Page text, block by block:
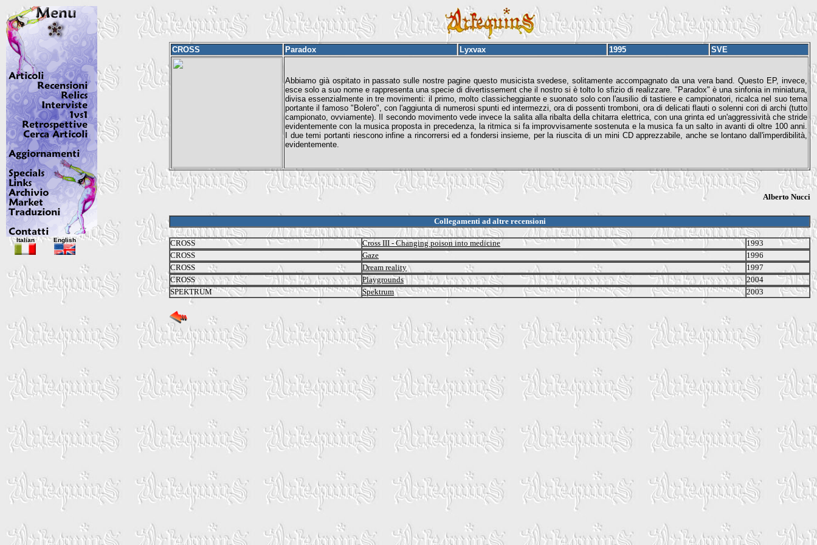
CROSS Paradox Lyxvax 1995 SVE
Abbiamo già ospitato in passato sulle nostre pagine questo musicista svedese, solitamente accompagnato da una vera band. Questo EP, invece,
esce solo a suo nome e rappresenta una specie di divertissement che il nostro si è tolto lo sfizio di realizzare. "Paradox" è una sinfonia in miniatura,
divisa essenzialmente in tre movimenti: il primo, molto classicheggiante e suonato solo con l'ausilio di tastiere e campionatori, ricalca nel suo tema
portante il famoso "Bolero", con l'aggiunta di numerosi spunti ed intermezzi, ora di possenti tromboni, ora di delicati flauti o solenni cori di archi (tutto
campionato, ovviamente). Il secondo movimento vede invece la salita alla ribalta della chitarra elettrica, con una grinta ed un'aggressività che stride
evidentemente con la musica proposta in precedenza, la ritmica si fa improvvisamente sostenuta e la musica fa un salto in avanti di oltre 100 anni.
I due temi portanti riescono infine a rincorrersi ed a fondersi insieme, per la riuscita di un mini CD apprezzabile, anche se lontano dall'imperdibilità,
evidentemente.
Alberto Nucci
Collegamenti ad altre recensioni
CROSS Cross III - Changing poison into medicine
1993
CROSS
Gaze
1996
CROSS
Dream reality
1997
CROSS
Playgrounds
2004
SPEKTRUM
Spektrum 2003
Italian English